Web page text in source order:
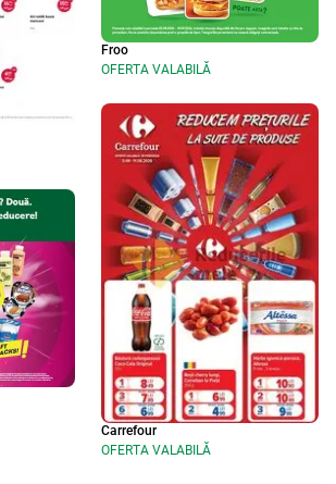
Froo
OFERTA VALABILĂ
Carrefour
OFERTA VALABILĂ